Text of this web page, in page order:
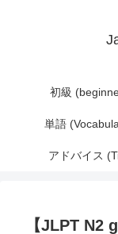
初級
単語
アドバイス
【JLPT N2